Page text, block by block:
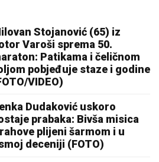
Stojanović (65) iz
Varoši sprema 50.
Patikama i čeličnom
pobjeđuje staze i godine
VIDEO)
Dudaković uskoro
prabaka: Bivša misica
plijeni šarmom i u
deceniji (FOTO)